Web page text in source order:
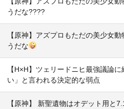
うだな????
【原神】アズプロもただの美少女
うだな
【H×H】ツェリードニヒ最強議論
い」と言われる決定的な弱点
【原神】 新聖遺物はオデット用と